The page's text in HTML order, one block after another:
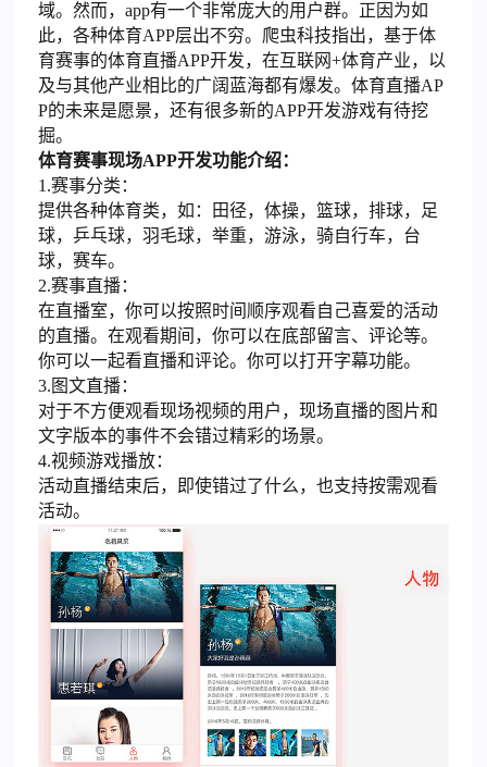
域。然而，app有一个非常庞大的用户群。正因为如
此，各种体育APP层出不穷。爬虫科技指出，基于体
育赛事的体育直播APP开发，在互联网+体育产业，以
及与其他产业相比的广阔蓝海都有爆发。体育直播AP
P的未来是愿景，还有很多新的APP开发游戏有待挖
掘。
体育赛事现场APP开发功能介绍：
1.赛事分类：
提供各种体育类，如：田径，体操，篮球，排球，足
球，乒乓球，羽毛球，举重，游泳，骑自行车，台
球，赛车。
2.赛事直播：
在直播室，你可以按照时间顺序观看自己喜爱的活动
的直播。在观看期间，你可以在底部留言、评论等。
你可以一起看直播和评论。你可以打开字幕功能。
3.图文直播：
对于不方便观看现场视频的用户，现场直播的图片和
文字版本的事件不会错过精彩的场景。
4.视频游戏播放：
活动直播结束后，即使错过了什么，也支持按需观看
活动。